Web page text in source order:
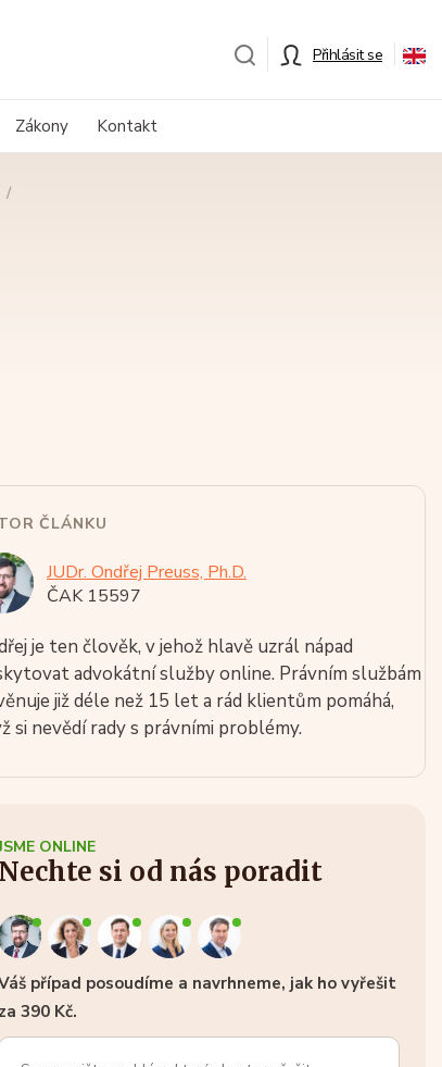
Přihlásit se
Zákony Kontakt
ČLÁNKU
JUDr. Ondřej Preuss, Ph.D.
ČAK 15597
je ten člověk, v jehož hlavě uzrál nápad
advokátní služby online. Právním službám
již déle než 15 let a rád klientům pomáhá,
si nevědí rady s právními problémy.
ONLINE
Nechte si od nás poradit
případ posoudíme a navrhneme, jak ho vyřešit
za 390 Kč.